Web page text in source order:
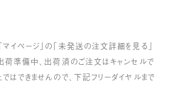
イページ」の「未発送の注文詳細を見る」
荷準備中、出荷済のご注文はキャンセルで
はできませんので、下記フリーダイヤルまで